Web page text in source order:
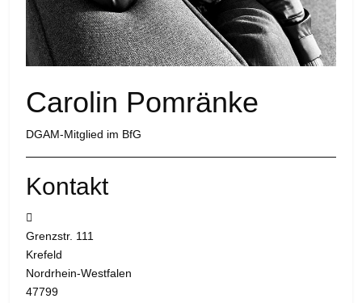
Carolin Pomränke
DGAM-Mitglied im BfG
Kontakt
Grenzstr. 111
Krefeld
Nordrhein-Westfalen
47799